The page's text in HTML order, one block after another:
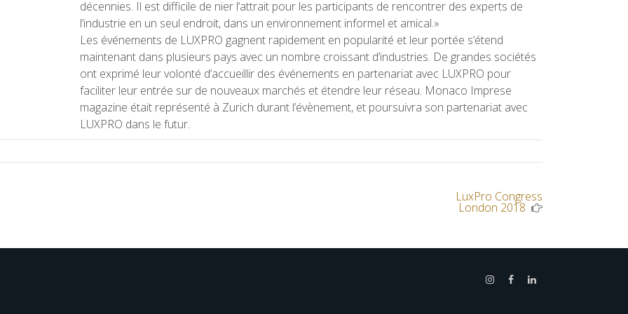
décennies. Il est difficile de nier l’attrait pour les participants de rencontrer des experts de
l’industrie en un seul endroit, dans un environnement informel et amical.»
Les événements de LUXPRO gagnent rapidement en popularité et leur portée s‘étend
maintenant dans plusieurs pays avec un nombre croissant d’industries. De grandes sociétés
ont exprimé leur volonté d’accueillir des événements en partenariat avec LUXPRO pour
faciliter leur entrée sur de nouveaux marchés et étendre leur réseau. Monaco Imprese
magazine était représenté à Zurich durant l’évènement, et poursuivra son partenariat avec
LUXPRO dans le futur.
LuxPro Congress
London 2018 Next